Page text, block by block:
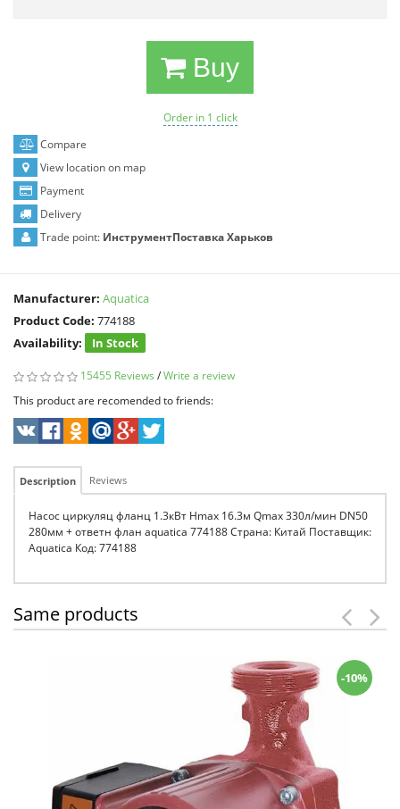
Buy
Order in 1 click
Compare
View location on map
Payment
Delivery
Trade point: ИнструментПоставка Харьков
Manufacturer: Aquatica
Product Code: 774188
Availability:
In Stock
15455 Reviews /Write a review
This product are recomended to friends:
Description Reviews
Насос циркуляц фланц 1.3кВт Hmax 16.3м Qmax 330л/мин DN50
280мм + ответн флан aquatica 774188 Страна: Китай Поставщик:
Aquatica Код: 774188
Same products
-10%